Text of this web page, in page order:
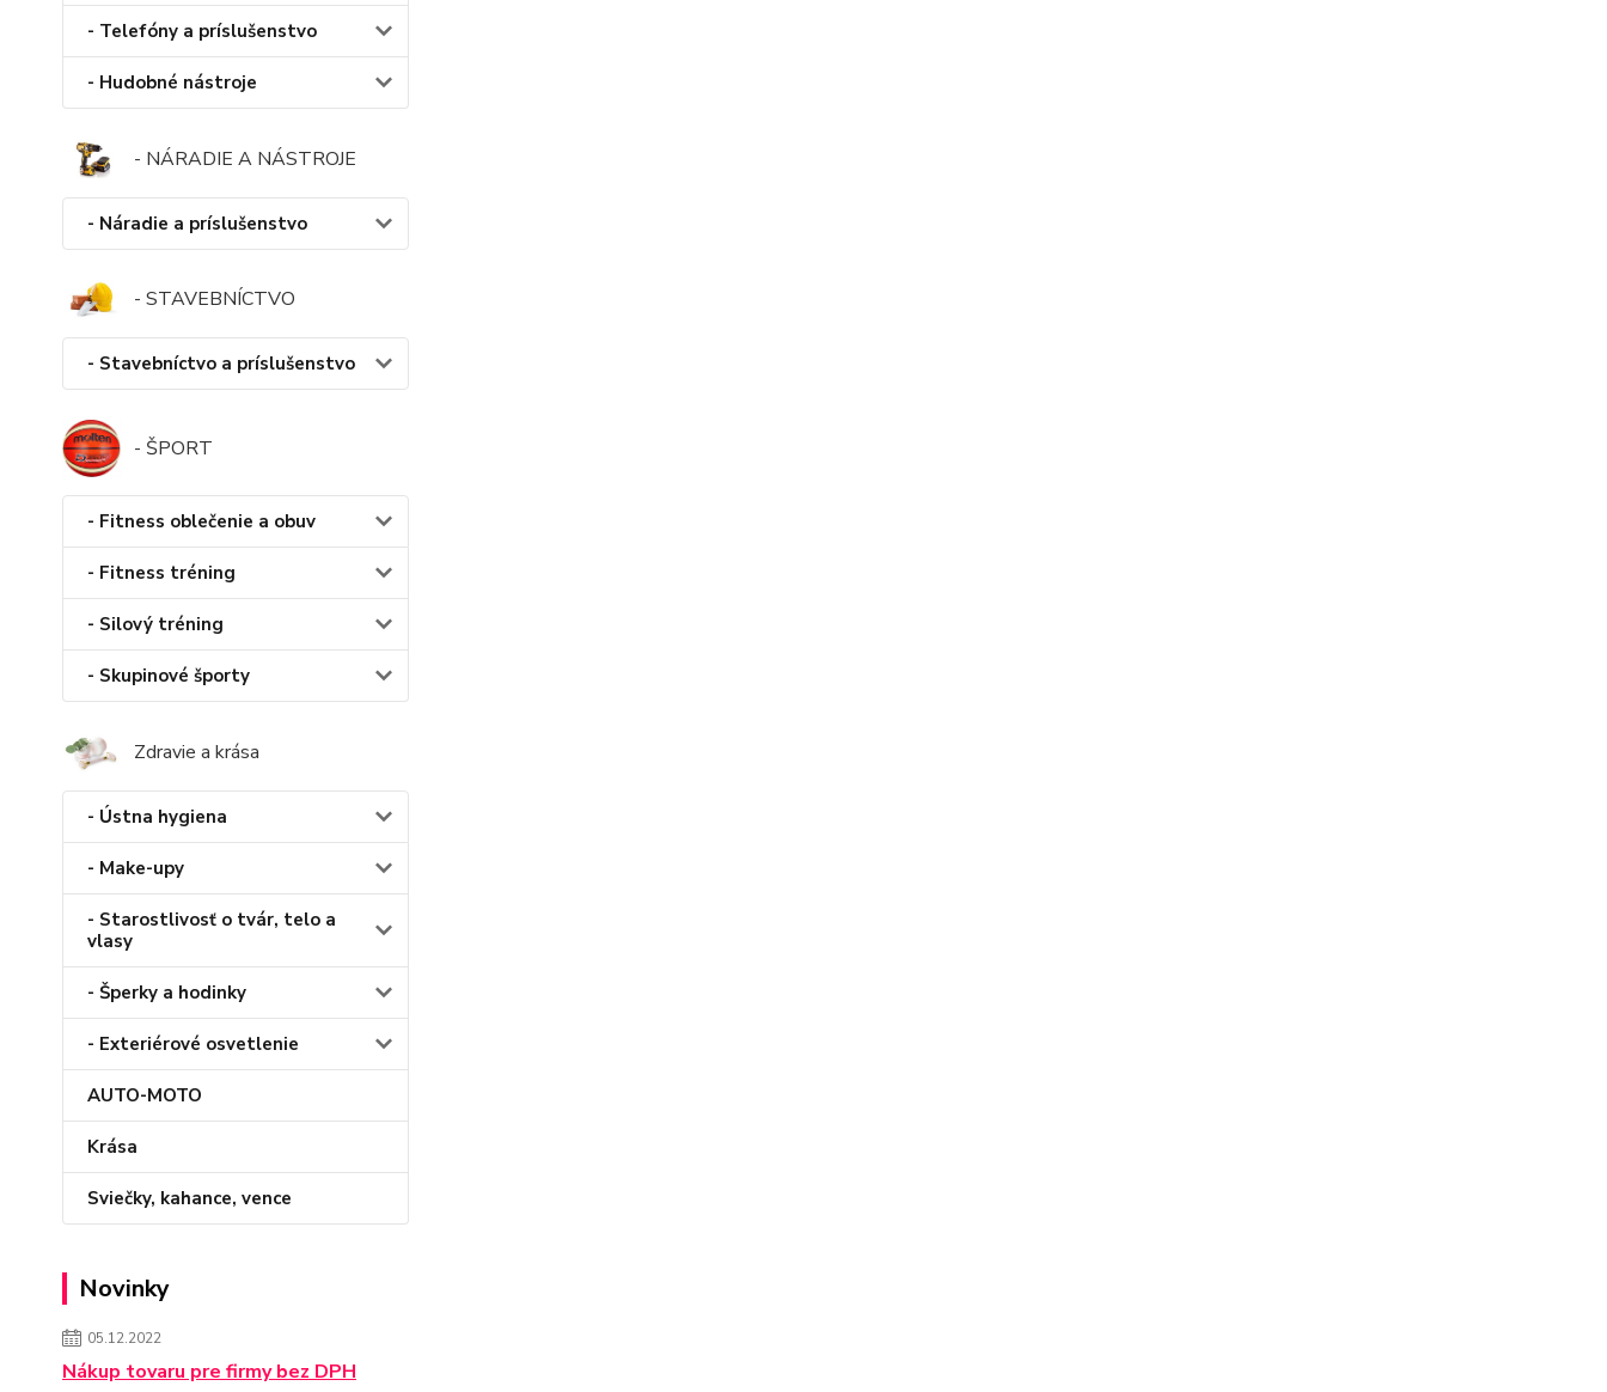
- Telefóny a príslušenstvo
- Hudobné nástroje
- NÁRADIE A NÁSTROJE
- Náradie a príslušenstvo
- STAVEBNÍCTVO
- Stavebníctvo a príslušenstvo
- ŠPORT
- Fitness oblečenie a obuv
- Fitness tréning
- Silový tréning
- Skupinové športy
Zdravie a krása
- Ústna hygiena
- Make-upy
- Starostlivosť o tvár, telo a
vlasy
- Šperky a hodinky
- Exteriérové osvetlenie
AUTO-MOTO
Krása
Sviečky, kahance, vence
Novinky
05.12.2022
Nákup tovaru pre firmy bez DPH